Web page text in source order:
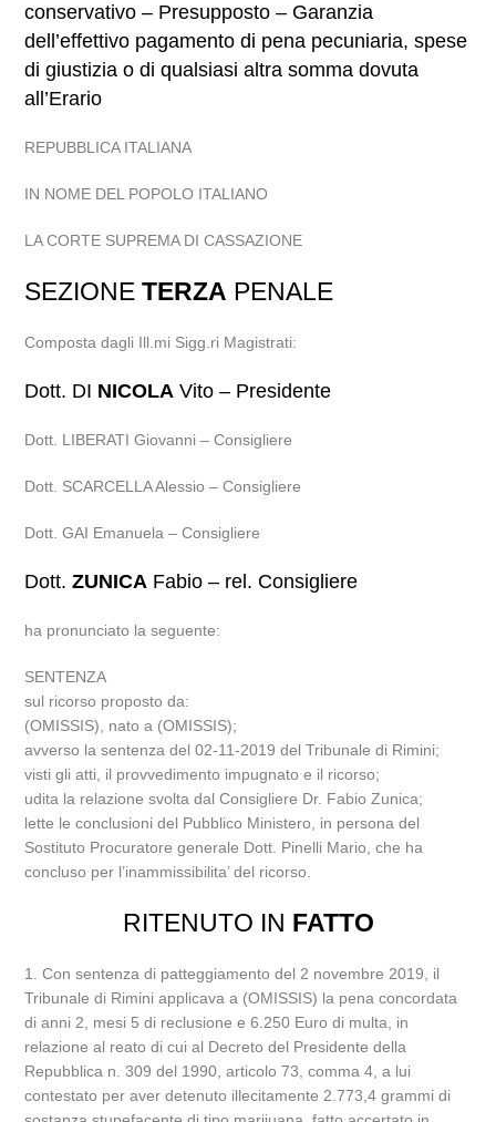
conservativo – Presupposto – Garanzia
dell’effettivo pagamento di pena pecuniaria, spese
di giustizia o di qualsiasi altra somma dovuta
all’Erario
REPUBBLICA ITALIANA
IN NOME DEL POPOLO ITALIANO
LA CORTE SUPREMA DI CASSAZIONE
SEZIONETERZA PENALE
Composta dagli Ill.mi Sigg.ri Magistrati:
Dott. DI NICOLA Vito – Presidente
Dott. LIBERATI Giovanni – Consigliere
Dott. SCARCELLA Alessio – Consigliere
Dott. GAI Emanuela – Consigliere
Dott.ZUNICA Fabio – rel. Consigliere
ha pronunciato la seguente:
SENTENZA
sul ricorso proposto da:
(OMISSIS), nato a (OMISSIS);
avverso la sentenza del 02-11-2019 del Tribunale di Rimini;
visti gli atti, il provvedimento impugnato e il ricorso;
udita la relazione svolta dal Consigliere Dr. Fabio Zunica;
lette le conclusioni del Pubblico Ministero, in persona del
Sostituto Procuratore generale Dott. Pinelli Mario, che ha
concluso per l’inammissibilita’ del ricorso.
RITENUTO IN FATTO
1. Con sentenza di patteggiamento del 2 novembre 2019, il
Tribunale di Rimini applicava a (OMISSIS) la pena concordata
di anni 2, mesi 5 di reclusione e 6.250 Euro di multa, in
relazione al reato di cui al Decreto del Presidente della
Repubblica n. 309 del 1990, articolo 73, comma 4, a lui
contestato per aver detenuto illecitamente 2.773,4 grammi di